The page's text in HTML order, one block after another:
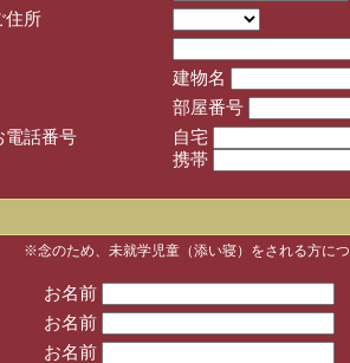
住所
建物名
部屋番号
電話番号
自宅
携帯
※念のため、未就学児童（添い寝）をされる方に
お名前
お名前
お名前